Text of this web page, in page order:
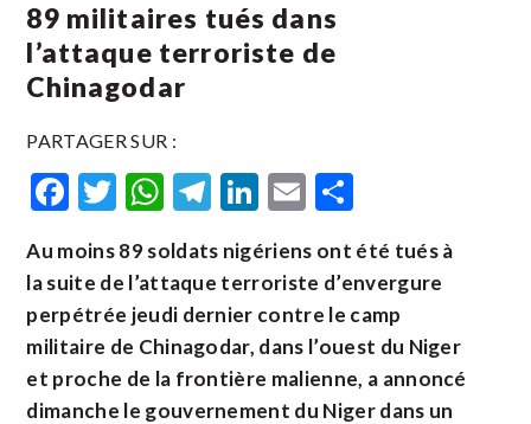
89 militaires tués dans
l’attaque terroriste de
Chinagodar
PARTAGER SUR :
Facebook
Twitter
WhatsApp
Telegram
LinkedIn
Email
Au moins 89 soldats nigériens ont été tués à
la suite de l’attaque terroriste d’envergure
perpétrée jeudi dernier contre le camp
militaire de Chinagodar, dans l’ouest du Niger
et proche de la frontière malienne, a annoncé
dimanche le gouvernement du Niger dans un